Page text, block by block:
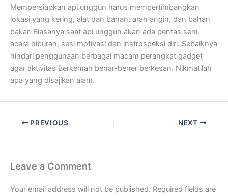
Mempersiapkan api unggun harus mempertimbangkan
lokasi yang kering, alat dan bahan, arah angin, dan bahan
bakar. Biasanya saat api unggun akan ada pentas seni,
acara hiburan, sesi motivasi dan instrospeksi diri. Sebaiknya
hindari penggunaan berbagai macam perangkat gadget
agar aktivitas Berkemah benar-bener berkesan. Nikmatilah
apa yang disajikan alam.
PREVIOUS NEXT
Leave a Comment
Your email address will not be published. Required fields are